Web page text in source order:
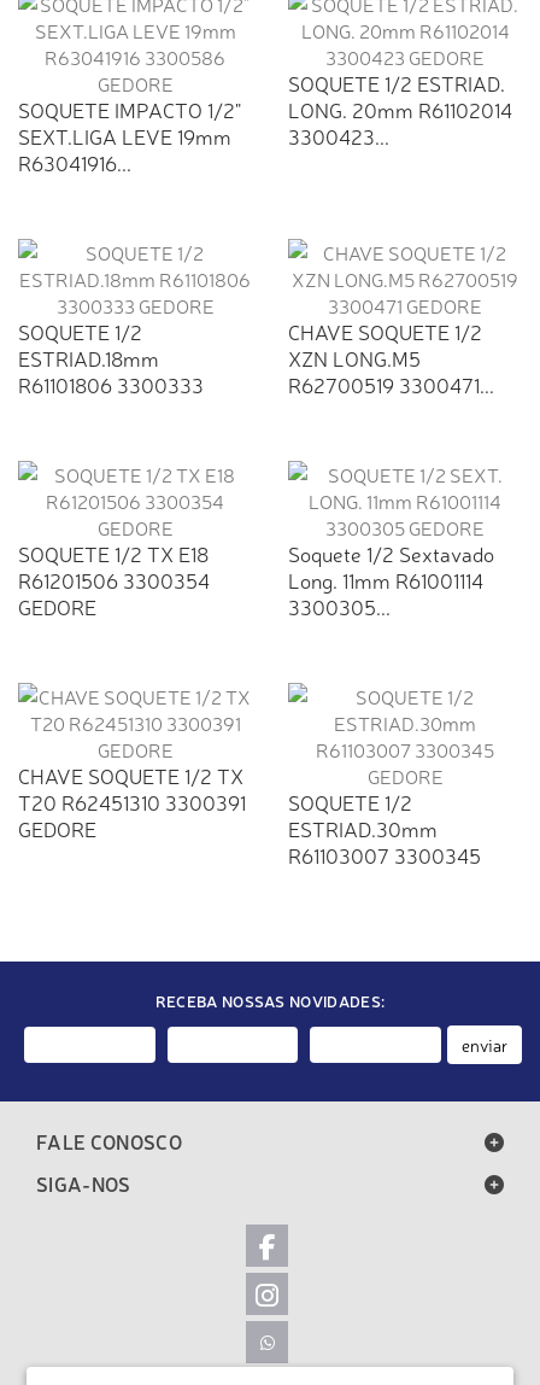
SOQUETE IMPACTO 1/2"
SEXT.LIGA LEVE 19mm
R63041916...
SOQUETE 1/2 ESTRIAD.
LONG. 20mm R61102014
3300423...
SOQUETE 1/2
ESTRIAD.18mm
R61101806 3300333
CHAVE SOQUETE 1/2
XZN LONG.M5
R62700519 3300471...
SOQUETE 1/2 TX E18
R61201506 3300354
GEDORE
Soquete 1/2 Sextavado
Long. 11mm R61001114
3300305...
CHAVE SOQUETE 1/2 TX
T20 R62451310 3300391
GEDORE
SOQUETE 1/2
ESTRIAD.30mm
R61103007 3300345
RECEBA NOSSAS NOVIDADES:
enviar
FALE CONOSCO
SIGA-NOS